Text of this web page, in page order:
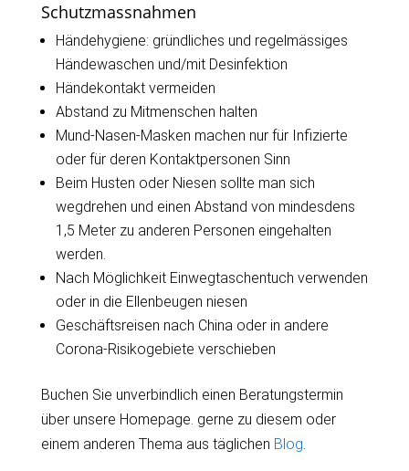
Schutzmassnahmen
Händehygiene: gründliches und regelmässiges
Händewaschen und/mit Desinfektion
Händekontakt vermeiden
Abstand zu Mitmenschen halten
Mund-Nasen-Masken machen nur für Infizierte
oder für deren Kontaktpersonen Sinn
Beim Husten oder Niesen sollte man sich
wegdrehen und einen Abstand von mindesdens
1,5 Meter zu anderen Personen eingehalten
werden.
Nach Möglichkeit Einwegtaschentuch verwenden
oder in die Ellenbeugen niesen
Geschäftsreisen nach China oder in andere
Corona-Risikogebiete verschieben
Buchen Sie unverbindlich einen Beratungstermin
über unsere Homepage. gerne zu diesem oder
einem anderen Thema aus täglichen Blog.